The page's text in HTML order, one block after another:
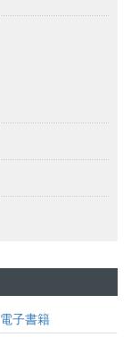
電子書籍